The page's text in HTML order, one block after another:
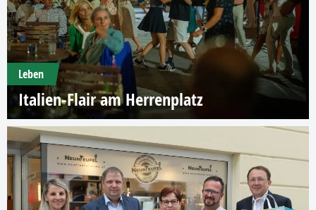
Leben
Italien-Flair am Herrenplatz